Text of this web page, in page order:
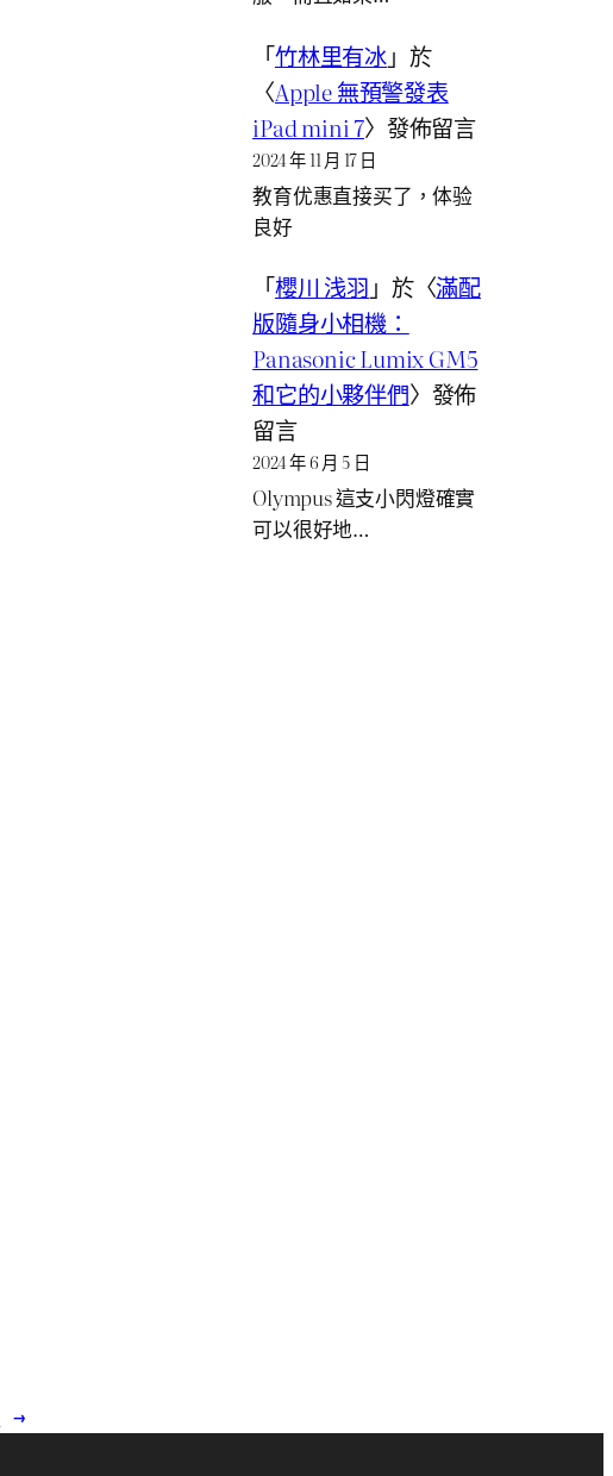
→
「竹林里有冰」於
〈Apple 無預警發表
iPad mini 7〉發佈留言
2024 年 11 月 17 日
教育优惠直接买了，体验
良好
「櫻川 浅羽 」於〈滿配
版隨身小相機：
Panasonic Lumix GM5
和它的小夥伴們〉發佈
留言
2024 年 6 月 5 日
Olympus 這支小閃燈確實
可以很好地…